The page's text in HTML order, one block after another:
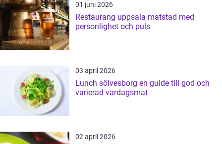
01 juni 2026
Restaurang uppsala matstad med
personlighet och puls
03 april 2026
Lunch sölvesborg en guide till god och
varierad vardagsmat
02 april 2026